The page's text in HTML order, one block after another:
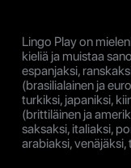
Lingo Play on
kieliä ja muistaa
espanjaksi,
(brasilialainen ja
turkiksi, japaniksi,
(brittiläinen ja
saksaksi, italiaksi,
arabiaksi, venäjäksi,